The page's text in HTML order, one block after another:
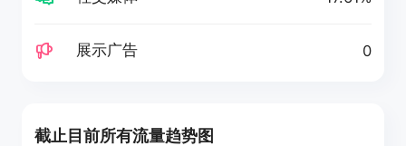
展示广告 0
截止目前所有流量趋势图